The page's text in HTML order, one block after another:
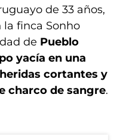
de 33 años,
finca Sonho
de Pueblo
yacía en una
cortantes y
charco de sangre.